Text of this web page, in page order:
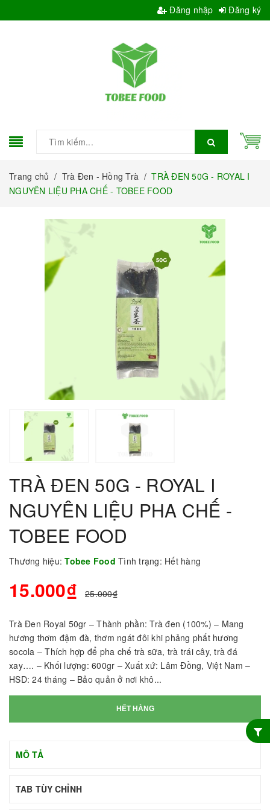
Đăng nhập Đăng ký
Trang chủ / Trà Đen - Hồng Trà / TRÀ ĐEN 50G - ROYAL I
NGUYÊN LIỆU PHA CHẾ - TOBEE FOOD
TRÀ ĐEN 50G - ROYAL I
NGUYÊN LIỆU PHA CHẾ -
TOBEE FOOD
Thương hiệu: Tobee Food Tình trạng: Hết hàng
15.000₫ 25.000₫
Trà Đen Royal 50gr – Thành phần: Trà đen (100%) – Mang
hương thơm đậm đà, thơm ngát đôi khi phảng phất hương
socola – Thích hợp để pha chế trà sữa, trà trái cây, trà đá
xay…. – Khối lượng: 600gr – Xuất xứ: Lâm Đồng, Việt Nam –
HSD: 24 tháng – Bảo quản ở nơi khô...
HẾT HÀNG
MÔ TẢ
TAB TÙY CHỈNH